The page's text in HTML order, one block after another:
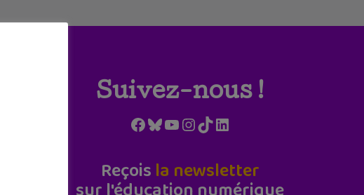
Suivez-nous !
Facebook
Bluesky
YouTube
Instagram
TikTokLinkedIn
Reçois la newsletter